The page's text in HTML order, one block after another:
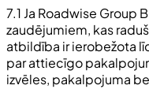
7.1 Ja Roadwise Group
zaudējumiem, kas
atbildība ir ierobežota
par attiecīgo
izvēles, pakalpojuma